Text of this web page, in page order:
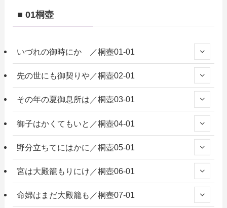
■ 01桐壺
いづれの御時にか ／桐壺01-01
先の世にも御契りや／桐壺02-01
その年の夏御息所は／桐壺03-01
御子はかくてもいと／桐壺04-01
野分立ちてにはかに／桐壺05-01
宮は大殿籠もりにけ／桐壺06-01
命婦はまだ大殿籠も／桐壺07-01